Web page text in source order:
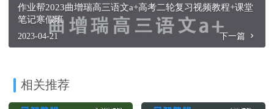
作业帮2023曲增瑞高三语文a+高考二轮复习视频教程+课堂
笔记寒假班
2023-04-21 下一篇
相关推荐